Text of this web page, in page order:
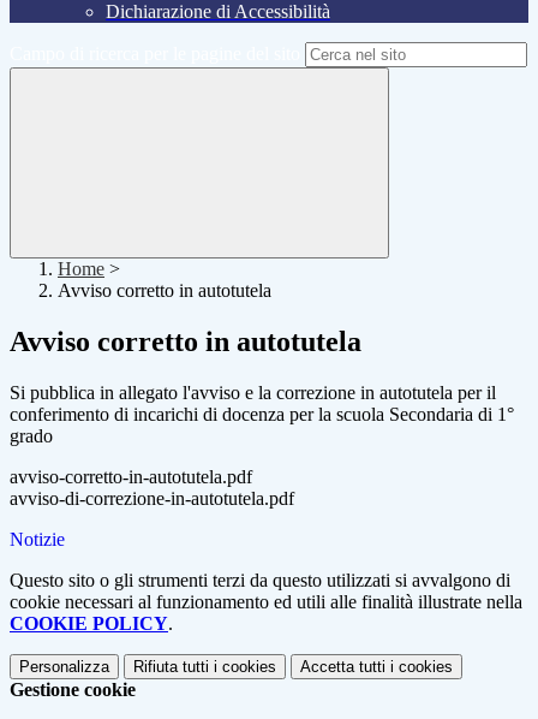
Dichiarazione di Accessibilità
Home >
Avviso corretto in autotutela
Avviso corretto in autotutela
Si pubblica in allegato l'avviso e la correzione in autotutela per il
conferimento di incarichi di docenza per la scuola Secondaria di 1°
grado
avviso-corretto-in-autotutela.pdf
avviso-di-correzione-in-autotutela.pdf
Notizie
Questo sito o gli strumenti terzi da questo utilizzati si avvalgono di
cookie necessari al funzionamento ed utili alle finalità illustrate nella
COOKIE POLICY.
Personalizza Rifiuta tutti i cookies Accetta tutti i cookies
Gestione cookie